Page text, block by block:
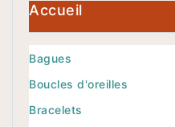
Accueil
Bagues
Boucles d'oreilles
Bracelets